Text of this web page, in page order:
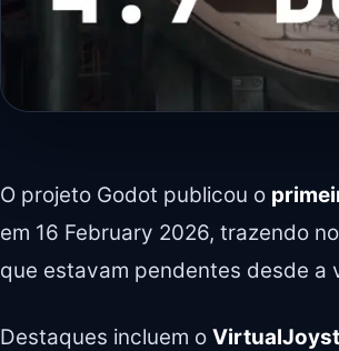
O projeto Godot publicou o
em 16 February 2026, trazendo
que estavam pendentes desde a
Destaques incluem o